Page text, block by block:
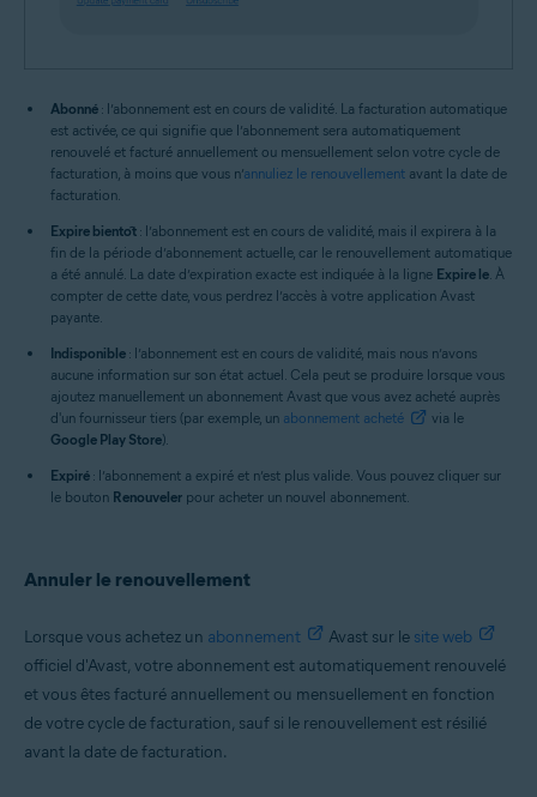
Abonné : l’abonnement est en cours de validité. La facturation automatique
est activée, ce qui signifie que l’abonnement sera automatiquement
renouvelé et facturé annuellement ou mensuellement selon votre cycle de
facturation, à moins que vous n’annuliez le renouvellement avant la date de
facturation.
Expire bientôt : l’abonnement est en cours de validité, mais il expirera à la
fin de la période d’abonnement actuelle, car le renouvellement automatique
a été annulé. La date d’expiration exacte est indiquée à la ligne Expire le . À
compter de cette date, vous perdrez l’accès à votre application Avast
payante.
Indisponible : l’abonnement est en cours de validité, mais nous n’avons
aucune information sur son état actuel. Cela peut se produire lorsque vous
ajoutez manuellement un abonnement Avast que vous avez acheté auprès
d'un fournisseur tiers (par exemple, un abonnement acheté
via le
Google Play Store).
Expiré : l’abonnement a expiré et n’est plus valide. Vous pouvez cliquer sur
le bouton Renouveler pour acheter un nouvel abonnement.
Annuler le renouvellement
Lorsque vous achetez un abonnement Avast sur le site web
officiel d'Avast, votre abonnement est automatiquement renouvelé
et vous êtes facturé annuellement ou mensuellement en fonction
de votre cycle de facturation, sauf si le renouvellement est résilié
avant la date de facturation.